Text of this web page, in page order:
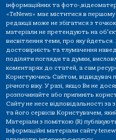
інформаційних та фото-
«TeNews» має міститися в першому
редакції може не збігатися з
матеріали не претендують на
висвітлення теми, про яку йдеться.
достовірність та тлумачення
поділяти погляди та думки,
коментарях до статей, а сам
Користуючись Сайтом, відвідувач
річного віку. У разі, якщо Ви не
розпочинайте або припиніть
Сайту не несе відповідальності за
та його сервісів Користувачем,
Матеріали з поміткою (R)
Інформаційні матеріали сайту